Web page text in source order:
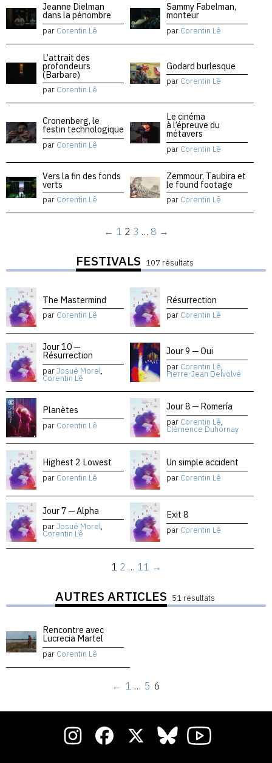
Jeanne Dielman
dans la pénombre
par Corentin Lê
Sammy Fabelman,
monteur
par Corentin Lê
L’attrait des
profondeurs
(Barbare)
par Corentin Lê
Godard burlesque
par Corentin Lê
Cronenberg, le
festin technologique
par Corentin Lê
Le cinéma
à l’épreuve du
métavers
par Corentin Lê
Vers la fin des fonds
verts
par Corentin Lê
Zemmour, Taubira et
le found footage
par Corentin Lê
← 1 2 3 … 8 →
FESTIVALS 107 résultats
The Mastermind
par Corentin Lê
Résurrection
par Corentin Lê
Jour 10 —
Résurrection
parJosué Morel,
Corentin Lê
Jour 9 — Oui
par Corentin Lê,
Pierre-Jean Delvolvé
Planètes
par Corentin Lê
Jour 8 — Romería
par Corentin Lê,
Clémence Duhornay
Highest 2 Lowest
par Corentin Lê
Un simple accident
par Corentin Lê
Jour 7 — Alpha
parJosué Morel,
Corentin Lê
Exit 8
par Corentin Lê
1 2 … 11 →
AUTRES ARTICLES 51 résultats
Rencontre avec
Lucrecia Martel
par Corentin Lê
← 1 … 5 6